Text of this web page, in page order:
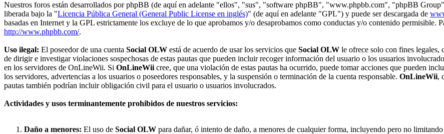
Nuestros foros están desarrollados por phpBB (de aquí en adelante "ellos", "sus", "software phpBB", "www.phpbb.com", "phpBB
liberada bajo la "Licencia Pública General (General Public License en inglés)" (de aquí en adelante "GPL") y puede ser descargada de
basadas en Internet y la GPL estrictamente los excluye de lo que aprobamos y/o desaprobamos como conductas y/o contenido
http://www.phpbb.com/.
Uso ilegal: El poseedor de una cuenta Social OLW está de acuerdo de usar los servicios que Social OLW le ofrece solo con fines legales,
de dirigir e investigar violaciones sospechosas de estas pautas que pueden incluir recoger información del usuario o los usuarios
en los servidores de OnLineWii. Si OnLineWii cree, que una violación de estas pautas ha ocurrido, puede tomar acciones que pueden
los servidores, advertencias a los usuarios o poseedores responsables, y la suspensión o terminación de la cuenta responsable. OnLineWii,
pautas también podrían incluir obligación civil para el usuario o usuarios involucrados.
Actividades y usos terminantemente prohibidos de nuestros servicios:
Daño a menores: El uso de Social OLW para dañar, ó intento de daño, a menores de cualquier forma, incluyendo pero no limitando